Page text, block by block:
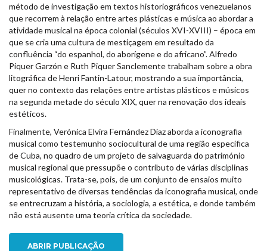
método de investigação em textos historiográficos venezuelanos
que recorrem à relação entre artes plásticas e música ao abordar a
atividade musical na época colonial (séculos XVI-XVIII) – época em
que se cria uma cultura de mestiçagem em resultado da
confluência “do espanhol, do aborígene e do africano”. Alfredo
Piquer Garzón e Ruth Piquer Sanclemente trabalham sobre a obra
litográfica de Henri Fantin-Latour, mostrando a sua importância,
quer no contexto das relações entre artistas plásticos e músicos
na segunda metade do século XIX, quer na renovação dos ideais
estéticos.
Finalmente, Verónica Elvira Fernández Díaz aborda a iconografia
musical como testemunho sociocultural de uma região específica
de Cuba, no quadro de um projeto de salvaguarda do património
musical regional que pressupõe o contributo de várias disciplinas
musicológicas. Trata-se, pois, de um conjunto de ensaios muito
representativo de diversas tendências da iconografia musical, onde
se entrecruzam a história, a sociologia, a estética, e donde também
não está ausente uma teoria crítica da sociedade.
ABRIR PUBLICAÇÃO